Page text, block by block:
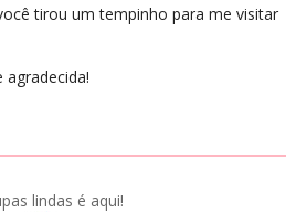
tirou um tempinho para me visitar
lindas é aqui!